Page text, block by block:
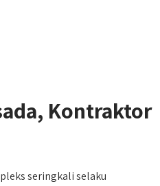
Kontraktor
seringkali selaku